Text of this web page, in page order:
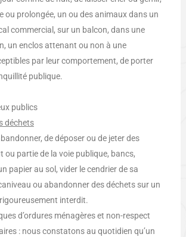
ou prolongée, un ou des animaux dans un
commercial, sur un balcon, dans une
un enclos attenant ou non à une
par leur comportement, de porter
publique.
publics
déchets
de déposer ou de jeter des
ou partie de la voie publique, bancs,
papier au sol, vider le cendrier de sa
ou abandonner des déchets sur un
interdit.
d’ordures ménagères et non-respect
: nous constatons au quotidien qu’un